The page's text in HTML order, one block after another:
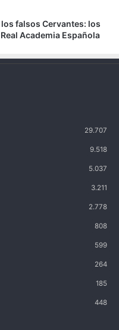
falsos Cervantes: los
Academia Española
29.707
9.518
5.037
3.211
2.778
808
599
264
185
448